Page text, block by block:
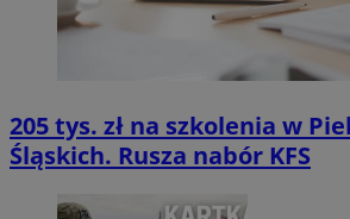
205 tys. zł na szkolenia w
Śląskich. Rusza nabór KFS